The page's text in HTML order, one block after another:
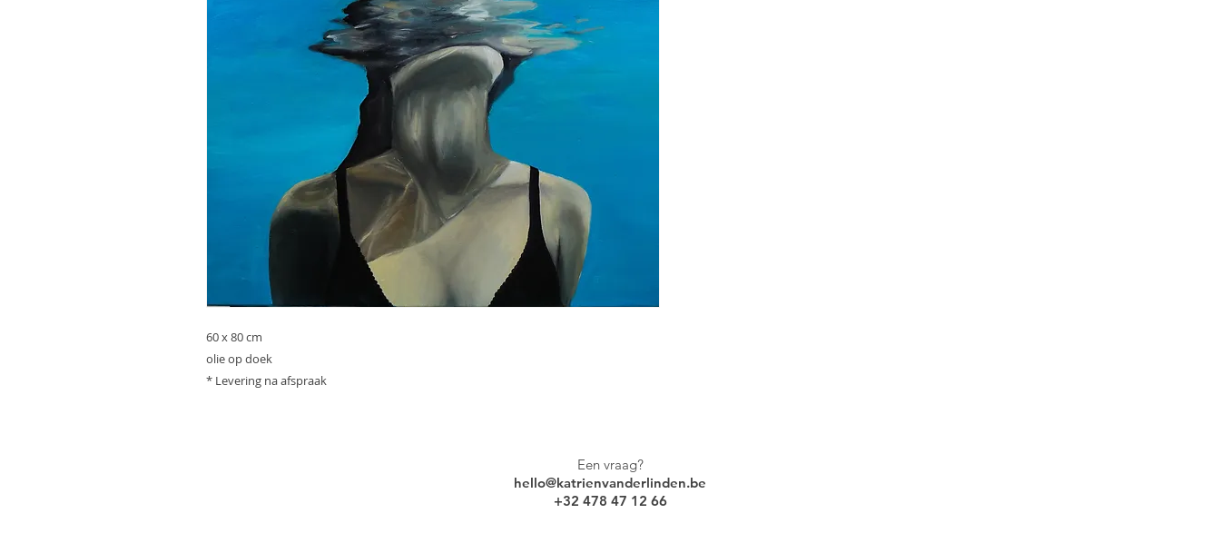
60 x 80 cm
olie op doek
* Levering na afspraak
Een vraag?
hello@katrienvanderlinden.be
+32 478 47 12 66